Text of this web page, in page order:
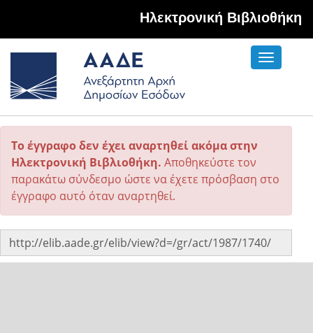
Hλεκτρονική Βιβλιοθήκη
Toggle
Το έγγραφο δεν έχει αναρτηθεί ακόμα στην
Ηλεκτρονική Βιβλιοθήκη. Αποθηκεύστε τον
παρακάτω σύνδεσμο ώστε να έχετε πρόσβαση στο
έγγραφο αυτό όταν αναρτηθεί.